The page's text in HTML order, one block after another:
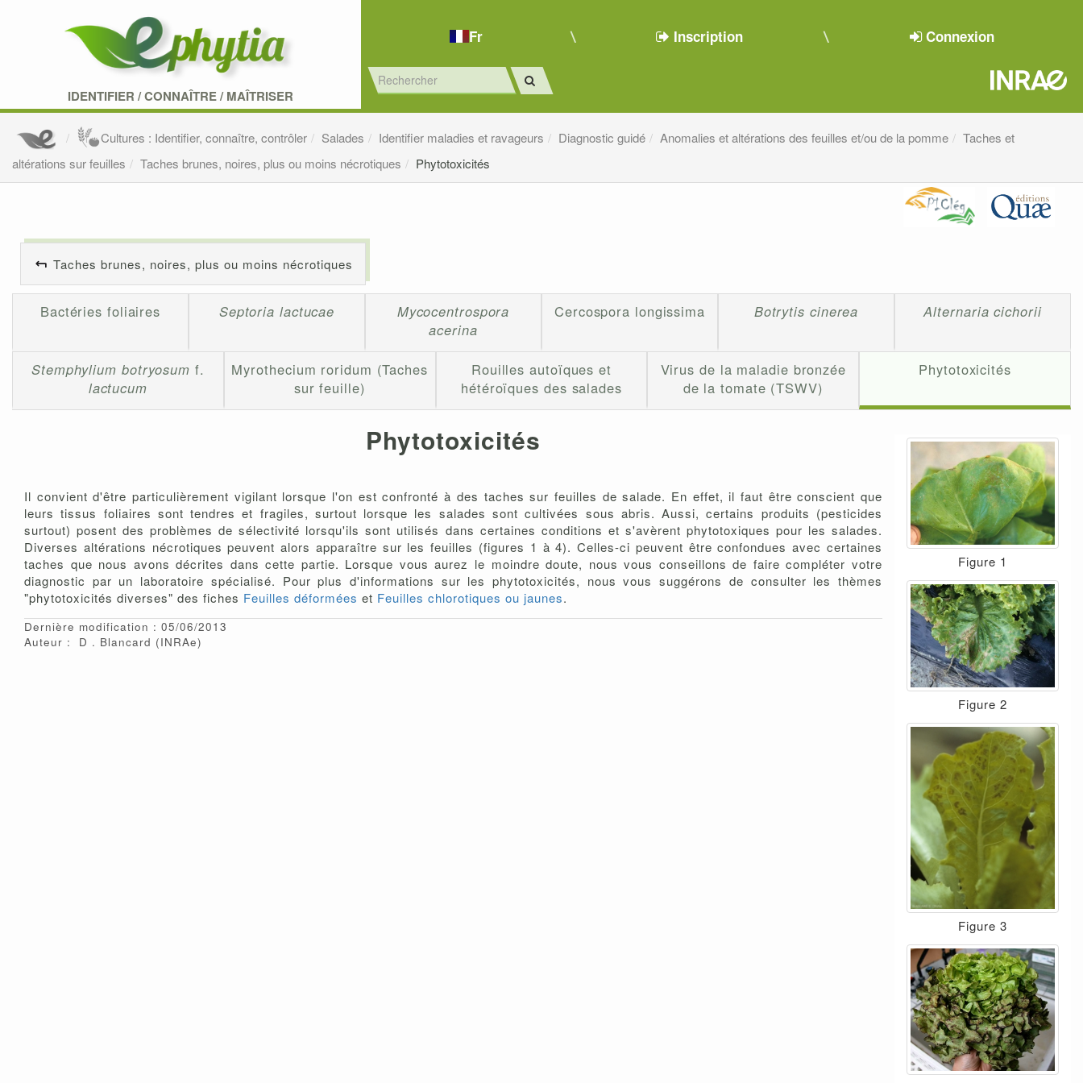
IDENTIFIER /CONNAÎTRE/MAÎTRISER
Fr Inscription Connexion
Cultures : Identifier, connaître, contrôler Salades Identifier maladies et ravageurs Diagnostic guidé Anomalies et altérations des feuilles et/ou de la pomme
Taches et
altérations sur feuilles
Taches brunes, noires, plus ou moins nécrotiques Phytotoxicités
Taches brunes, noires, plus ou moins nécrotiques
Bactéries foliaires Septoria lactucae
Mycocentrospora
acerina
Cercospora longissima Botrytis cinerea Alternaria cichorii
Stemphylium botryosum f.
lactucum
Myrothecium roridum (Taches
sur feuille)
Rouilles autoïques et
hétéroïques des salades
Virus de la maladie bronzée
de la tomate (TSWV)
Phytotoxicités
Phytotoxicités
Il convient d'être particulièrement vigilant lorsque l'on est confronté à des taches sur feuilles de salade. En effet, il faut être conscient que
leurs tissus foliaires sont tendres et fragiles, surtout lorsque les salades sont cultivées sous abris. Aussi, certains produits (pesticides
surtout) posent des problèmes de sélectivité lorsqu'ils sont utilisés dans certaines conditions et s'avèrent phytotoxiques pour les salades.
Diverses altérations nécrotiques peuvent alors apparaître sur les feuilles (figures 1 à 4). Celles-ci peuvent être confondues avec certaines
taches que nous avons décrites dans cette partie. Lorsque vous aurez le moindre doute, nous vous conseillons de faire compléter votre
diagnostic par un laboratoire spécialisé. Pour plus d'informations sur les phytotoxicités, nous vous suggérons de consulter les thèmes
"phytotoxicités diverses" des fiches Feuilles déformées et Feuilles chlorotiques ou jaunes.
Dernière modification : 05/06/2013
Auteur :
D Blancard (INRAe)
Figure 1
Figure 2
Figure 3